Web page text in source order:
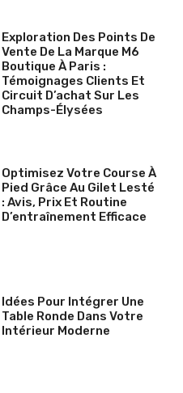
Exploration Des Points De
Vente De La Marque M6
Boutique À Paris :
Témoignages Clients Et
Circuit D’achat Sur Les
Champs-Élysées
Optimisez Votre Course À
Pied Grâce Au Gilet Lesté
: Avis, Prix Et Routine
D’entraînement Efficace
Idées Pour Intégrer Une
Table Ronde Dans Votre
Intérieur Moderne